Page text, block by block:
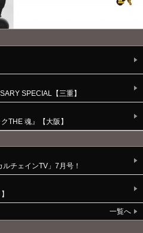
SPECIAL【三重】
THE 魂』【大阪】
チェインTV」7月号！
一覧へ